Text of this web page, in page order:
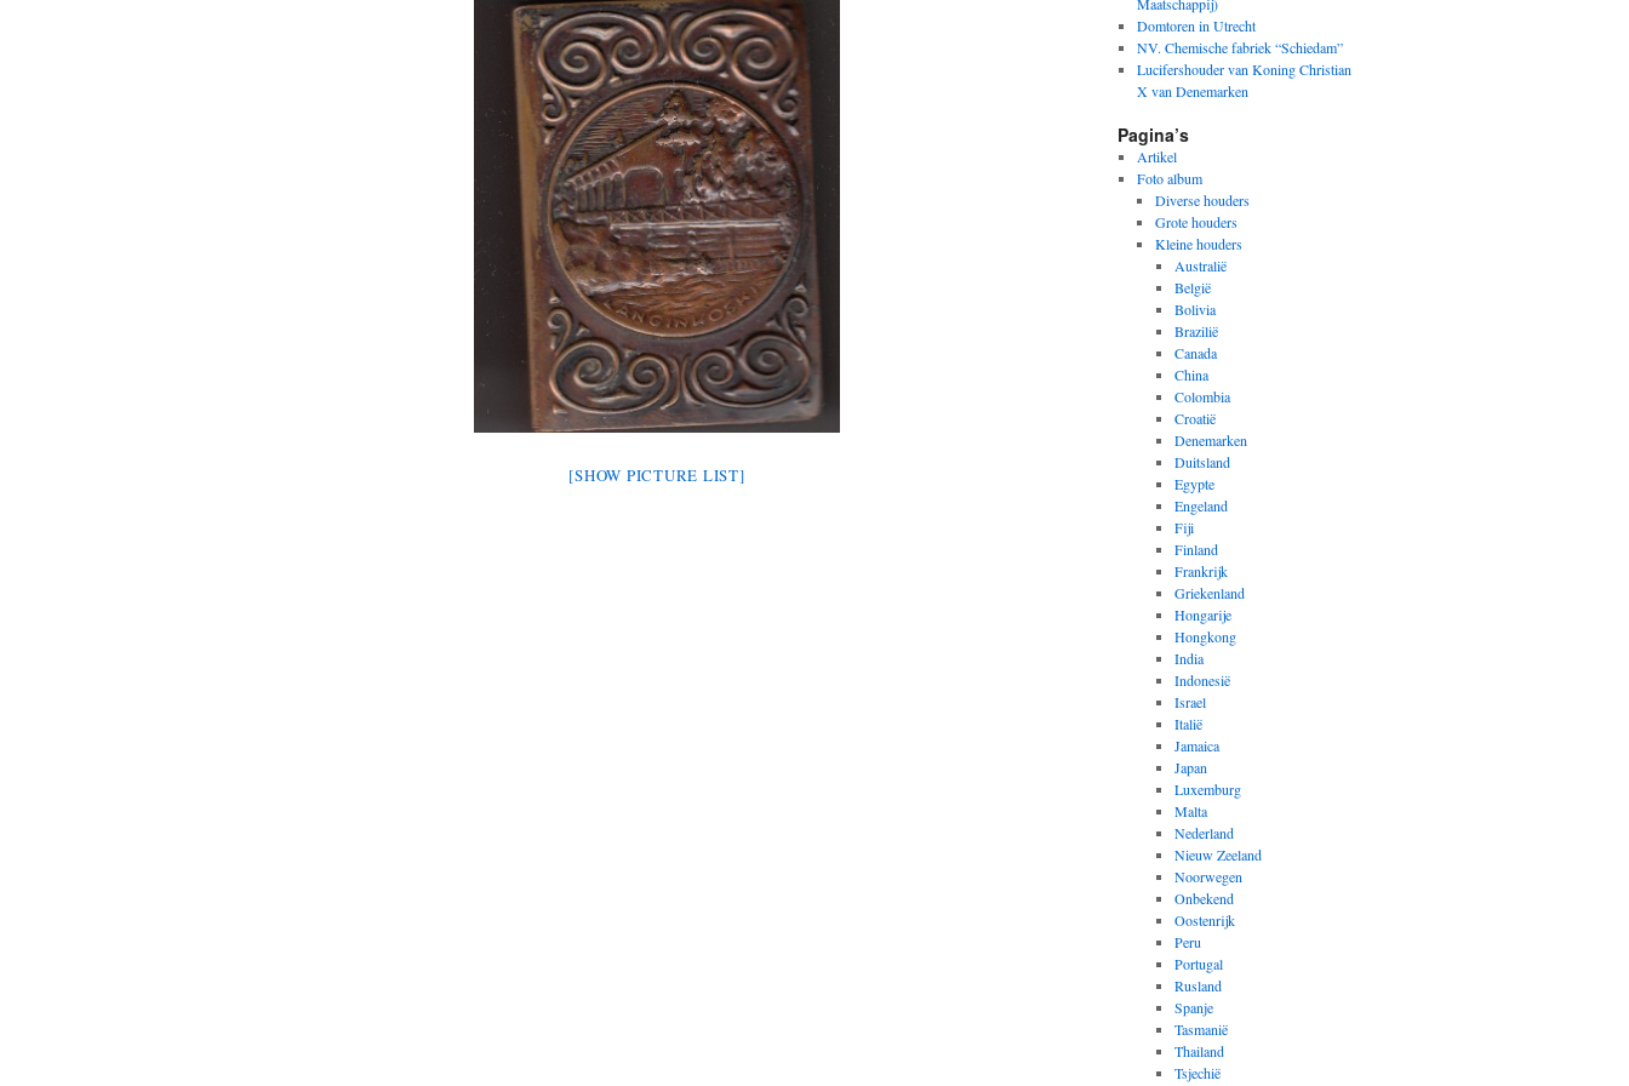
[SHOW PICTURE LIST]
Domtoren in Utrecht
NV. Chemische fabriek “Schiedam”
Lucifershouder van Koning Christian
X van Denemarken
Pagina’s
Artikel
Foto album
Diverse houders
Grote houders
Kleine houders
Australië
België
Bolivia
Brazilië
Canada
China
Colombia
Croatië
Denemarken
Duitsland
Egypte
Engeland
Fiji
Finland
Frankrijk
Griekenland
Hongarije
Hongkong
India
Indonesië
Israel
Italië
Jamaica
Japan
Luxemburg
Malta
Nederland
Nieuw Zeeland
Noorwegen
Onbekend
Oostenrijk
Peru
Portugal
Rusland
Spanje
Tasmanië
Thailand
Tsjechië